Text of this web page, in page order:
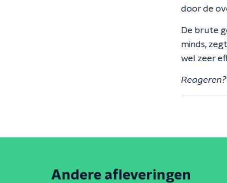
door de
De brute
minds,
wel zeer
Andere afleveringen